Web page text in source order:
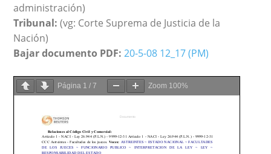
administración)
Tribunal: (vg: Corte Suprema de Justicia de la
Nación)
Bajar documento PDF:20-5-08 12_17 (PM)
Página 1 /7 Zoom 100%